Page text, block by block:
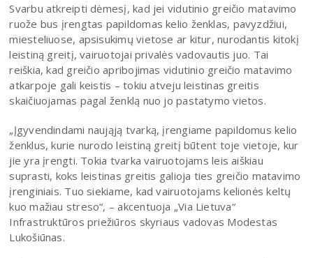
Svarbu atkreipti dėmesį, kad jei vidutinio greičio matavimo
ruože bus įrengtas papildomas kelio ženklas, pavyzdžiui,
miesteliuose, apsisukimų vietose ar kitur, nurodantis kitokį
leistiną greitį, vairuotojai privalės vadovautis juo. Tai
reiškia, kad greičio apribojimas vidutinio greičio matavimo
atkarpoje gali keistis – tokiu atveju leistinas greitis
skaičiuojamas pagal ženklą nuo jo pastatymo vietos.
„Įgyvendindami naująją tvarką, įrengiame papildomus kelio
ženklus, kurie nurodo leistiną greitį būtent toje vietoje, kur
jie yra įrengti. Tokia tvarka vairuotojams leis aiškiau
suprasti, koks leistinas greitis galioja ties greičio matavimo
įrenginiais. Tuo siekiame, kad vairuotojams kelionės keltų
kuo mažiau streso“, – akcentuoja „Via Lietuva“
Infrastruktūros priežiūros skyriaus vadovas Modestas
Lukošiūnas.